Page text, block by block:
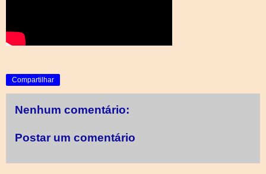
Compartilhar
Nenhum comentário:
Postar um comentário